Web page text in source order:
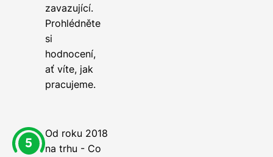
zavazující.
Prohlédněte
si
hodnocení,
ať víte, jak
pracujeme.
Od roku 2018
na trhu - Co